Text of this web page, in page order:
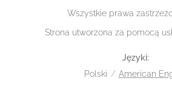
Wszystkie prawa
Strona utworzona za pomocą
Języki
Polski
American